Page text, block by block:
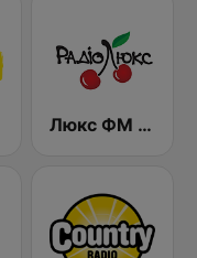
Люкс ФМ Україна - Lux FM Ukraine